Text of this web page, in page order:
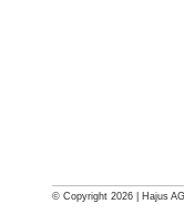
© Copyright 2026 | Hajus